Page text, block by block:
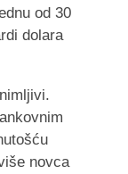
od 30
dolara
novca